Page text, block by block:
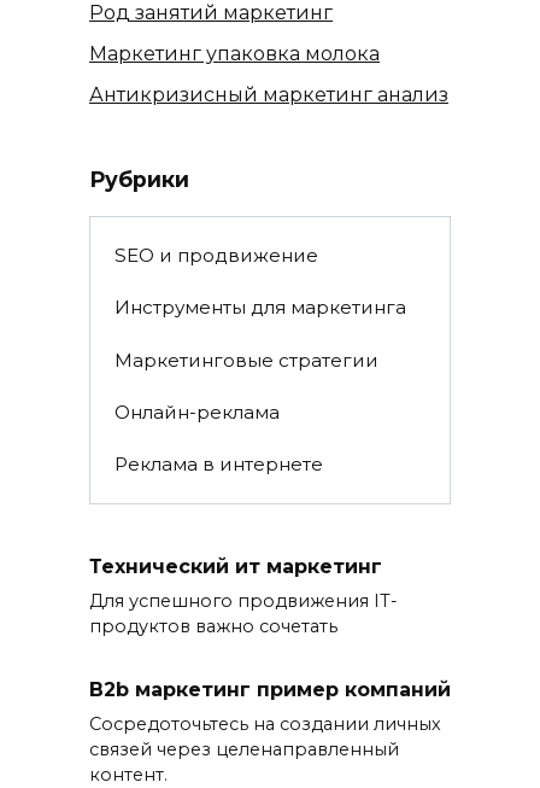
Род занятий маркетинг
Маркетинг упаковка молока
Антикризисный маркетинг анализ
Рубрики
SEO и продвижение
Инструменты для маркетинга
Маркетинговые стратегии
Онлайн-реклама
Реклама в интернете
Технический ит маркетинг
Для успешного продвижения IT-
продуктов важно сочетать
B2b маркетинг пример компаний
Сосредоточьтесь на создании личных
связей через целенаправленный
контент.